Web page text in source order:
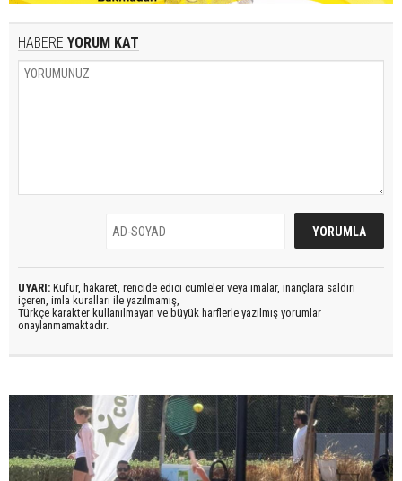
HABERE YORUM KAT
UYARI: Küfür, hakaret, rencide edici cümleler veya imalar, inançlara saldırı
içeren, imla kuralları ile yazılmamış,
Türkçe karakter kullanılmayan ve büyük harflerle yazılmış yorumlar
onaylanmamaktadır.